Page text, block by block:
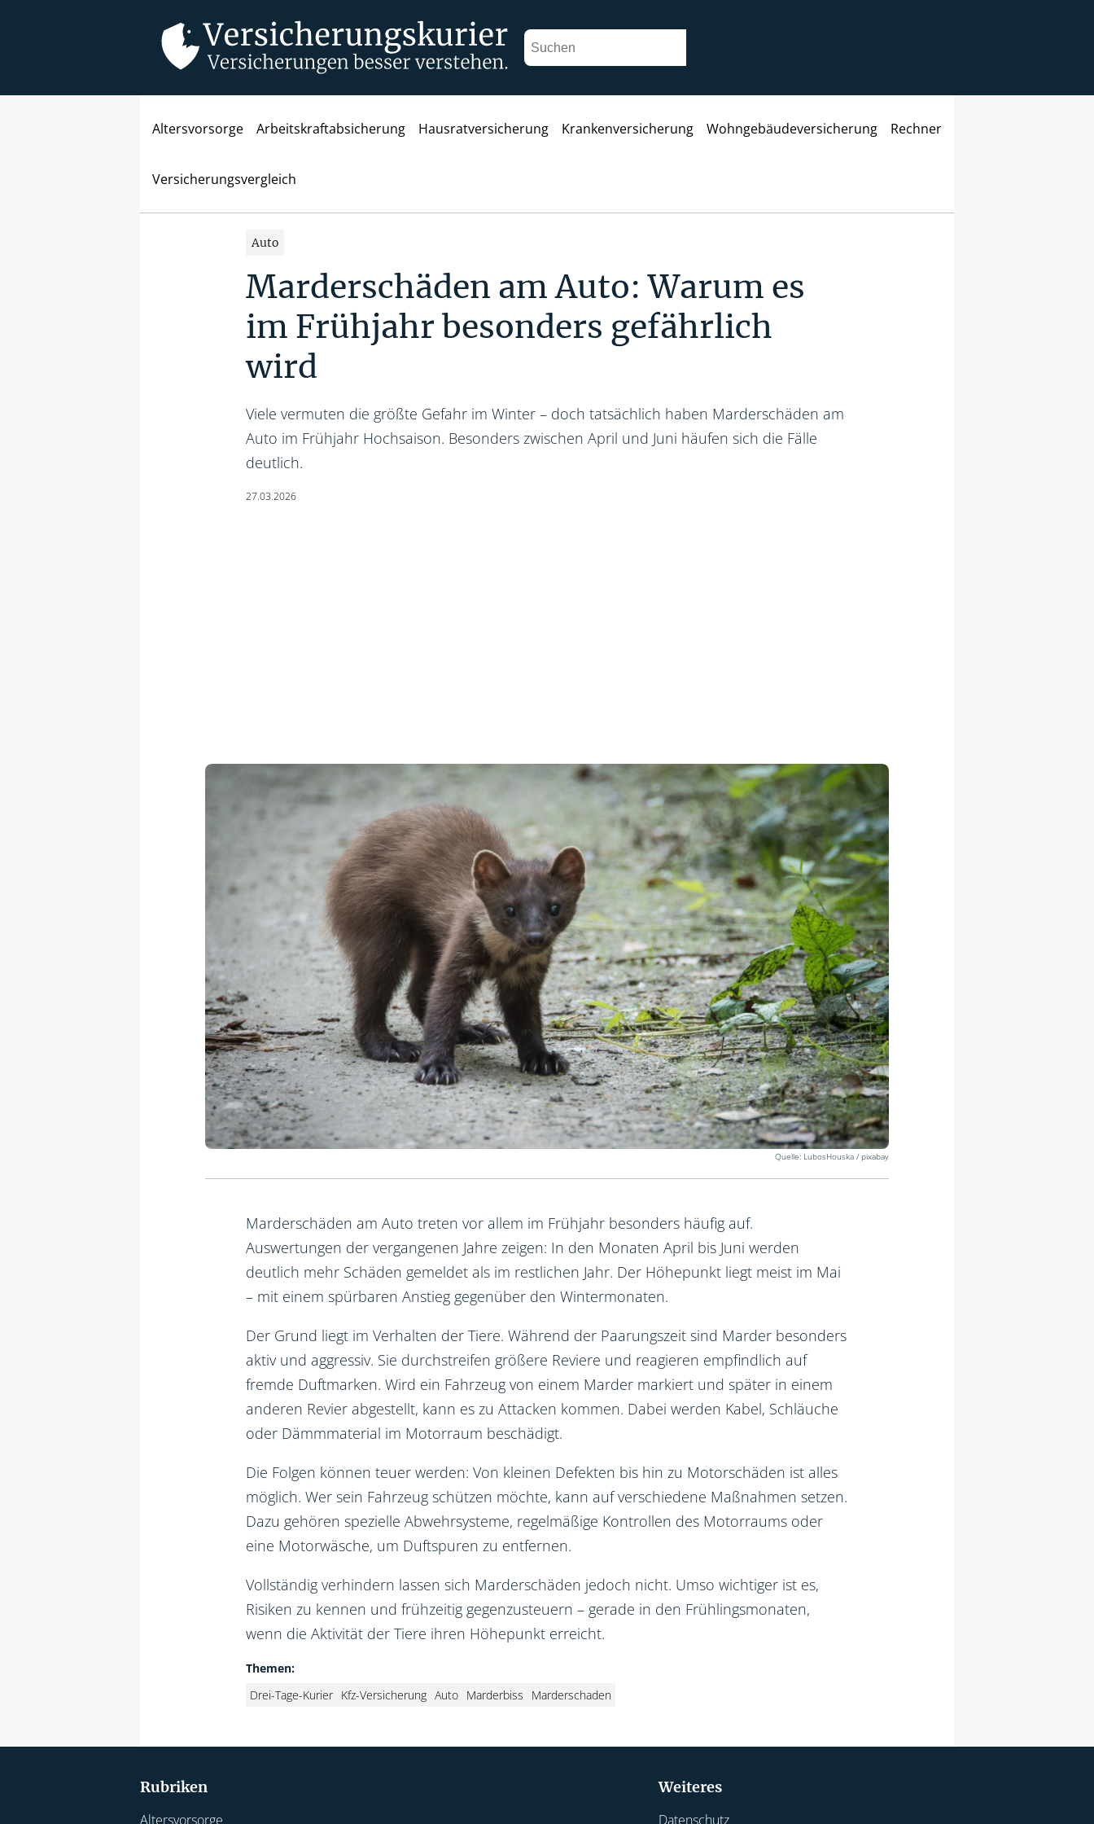
Altersvorsorge Arbeitskraftabsicherung Hausratversicherung Krankenversicherung Wohngebäudeversicherung Rechner
Versicherungsvergleich
Auto
Marderschäden am Auto: Warum es
im Frühjahr besonders gefährlich
wird
Viele vermuten die größte Gefahr im Winter – doch tatsächlich haben Marderschäden am
Auto im Frühjahr Hochsaison. Besonders zwischen April und Juni häufen sich die Fälle
deutlich.
27.03.2026
LubosHouska / pixabay
Marderschäden am Auto treten vor allem im Frühjahr besonders häufig auf.
Auswertungen der vergangenen Jahre zeigen: In den Monaten April bis Juni werden
deutlich mehr Schäden gemeldet als im restlichen Jahr. Der Höhepunkt liegt meist im Mai
– mit einem spürbaren Anstieg gegenüber den Wintermonaten.
Der Grund liegt im Verhalten der Tiere. Während der Paarungszeit sind Marder besonders
aktiv und aggressiv. Sie durchstreifen größere Reviere und reagieren empfindlich auf
fremde Duftmarken. Wird ein Fahrzeug von einem Marder markiert und später in einem
anderen Revier abgestellt, kann es zu Attacken kommen. Dabei werden Kabel, Schläuche
oder Dämmmaterial im Motorraum beschädigt.
Die Folgen können teuer werden: Von kleinen Defekten bis hin zu Motorschäden ist alles
möglich. Wer sein Fahrzeug schützen möchte, kann auf verschiedene Maßnahmen setzen.
Dazu gehören spezielle Abwehrsysteme, regelmäßige Kontrollen des Motorraums oder
eine Motorwäsche, um Duftspuren zu entfernen.
Vollständig verhindern lassen sich Marderschäden jedoch nicht. Umso wichtiger ist es,
Risiken zu kennen und frühzeitig gegenzusteuern – gerade in den Frühlingsmonaten,
wenn die Aktivität der Tiere ihren Höhepunkt erreicht.
Themen:
Drei-Tage-Kurier Kfz-Versicherung Auto Marderbiss Marderschaden
Rubriken
Altersvorsorge
Weiteres
Datenschutz